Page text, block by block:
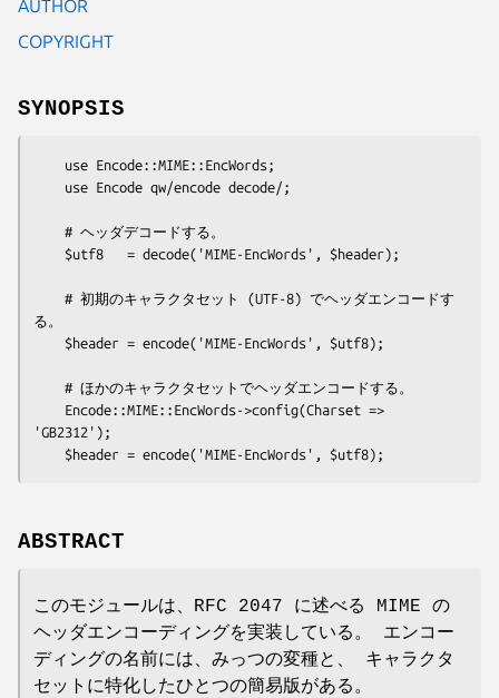
AUTHOR
COPYRIGHT
SYNOPSIS
る。
'GB2312');
ABSTRACT
このモジュールは、RFC 2047 に述べる MIME の
ヘッダエンコーディングを実装している。 エンコー
ディングの名前には、みっつの変種と、 キャラクタ
セットに特化したひとつの簡易版がある。